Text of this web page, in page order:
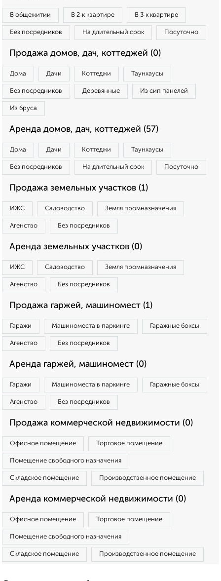
В общежитии В 2‑к квартире В 3‑к квартире
Без посредников На длительный срок Посуточно
Продажа домов, дач, коттеджей (0)
Дома Дачи Коттеджи Таунхаусы
Без посредников Деревянные Из сип панелей
Из бруса
Аренда домов, дач, коттеджей (57)
Дома Дачи Коттеджи Таунхаусы
Без посредников На длительный срок Посуточно
Продажа земельных участков (1)
ИЖС Садоводство Земля промназначения
Агенство Без посредников
Аренда земельных участков (0)
ИЖС Садоводство Земля промназначения
Агенство Без посредников
Продажа гаржей, машиномест (1)
Гаражи Машиноместа в паркинге Гаражные боксы
Агенство Без посредников
Аренда гаржей, машиномест (0)
Гаражи Машиноместа в паркинге Гаражные боксы
Агенство Без посредников
Продажа коммерческой недвижимости (0)
Офисное помещение Торговое помещение
Помещение свободного назначения
Складское помещение Производственное помещение
Аренда коммерческой недвижимости (0)
Офисное помещение Торговое помещение
Помещение свободного назначения
Складское помещение Производственное помещение